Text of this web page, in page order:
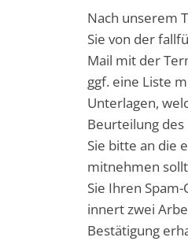
Nach unserem
Sie von der
Mail mit der
ggf. eine Liste
Unterlagen,
Beurteilung des
Sie bitte an die
mitnehmen
Sie Ihren
innert zwei
Bestätigung